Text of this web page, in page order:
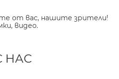
от вас, нашите зрители!
видео.
НАС